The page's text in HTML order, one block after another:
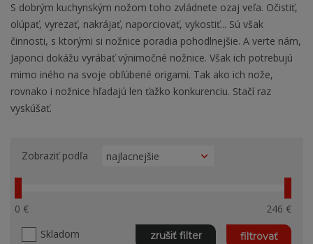
S dobrým kuchynským nožom toho zvládnete ozaj veľa. Očistiť,
olúpať, vyrezať, nakrájať, naporciovať, vykostiť... Sú však
činnosti, s ktorými si nožnice poradia pohodlnejšie. A verte nám,
Japonci dokážu vyrábať výnimočné nožnice. Však ich potrebujú
mimo iného na svoje obľúbené origami. Tak ako ich nože,
rovnako i nožnice hľadajú len ťažko konkurenciu. Stačí raz
vyskúšať.
0 €
246 €
Skladom
filtrovať
zrušiť filter
Zobraziť podľa